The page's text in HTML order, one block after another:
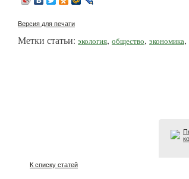
Версия для печати
Метки статьи: экология, общество, экономика,
К списку статей